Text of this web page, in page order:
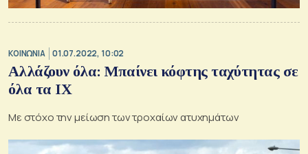
ΚΟΙΝΩΝΙΑ 01.07.2022, 10:02
Αλλάζουν όλα: Μπαίνει κόφτης ταχύτητας σε
όλα τα ΙΧ
Με στόχο την μείωση των τροχαίων ατυχημάτων